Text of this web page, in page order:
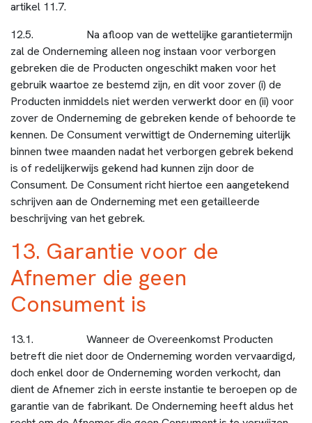
artikel 11.7.
12.5. Na afloop van de wettelijke garantietermijn
zal de Onderneming alleen nog instaan voor verborgen
gebreken die de Producten ongeschikt maken voor het
gebruik waartoe ze bestemd zijn, en dit voor zover (i) de
Producten inmiddels niet werden verwerkt door en (ii) voor
zover de Onderneming de gebreken kende of behoorde te
kennen. De Consument verwittigt de Onderneming uiterlijk
binnen twee maanden nadat het verborgen gebrek bekend
is of redelijkerwijs gekend had kunnen zijn door de
Consument. De Consument richt hiertoe een aangetekend
schrijven aan de Onderneming met een getailleerde
beschrijving van het gebrek.
13. Garantie voor de
Afnemer die geen
Consument is
13.1. Wanneer de Overeenkomst Producten
betreft die niet door de Onderneming worden vervaardigd,
doch enkel door de Onderneming worden verkocht, dan
dient de Afnemer zich in eerste instantie te beroepen op de
garantie van de fabrikant. De Onderneming heeft aldus het